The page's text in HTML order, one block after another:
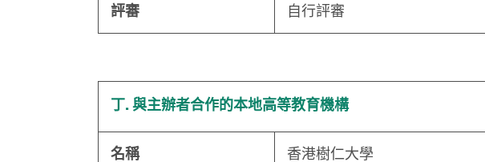
評審 自行評審
丁. 與主辦者合作的本地高等教育機構
名稱 香港樹仁大學